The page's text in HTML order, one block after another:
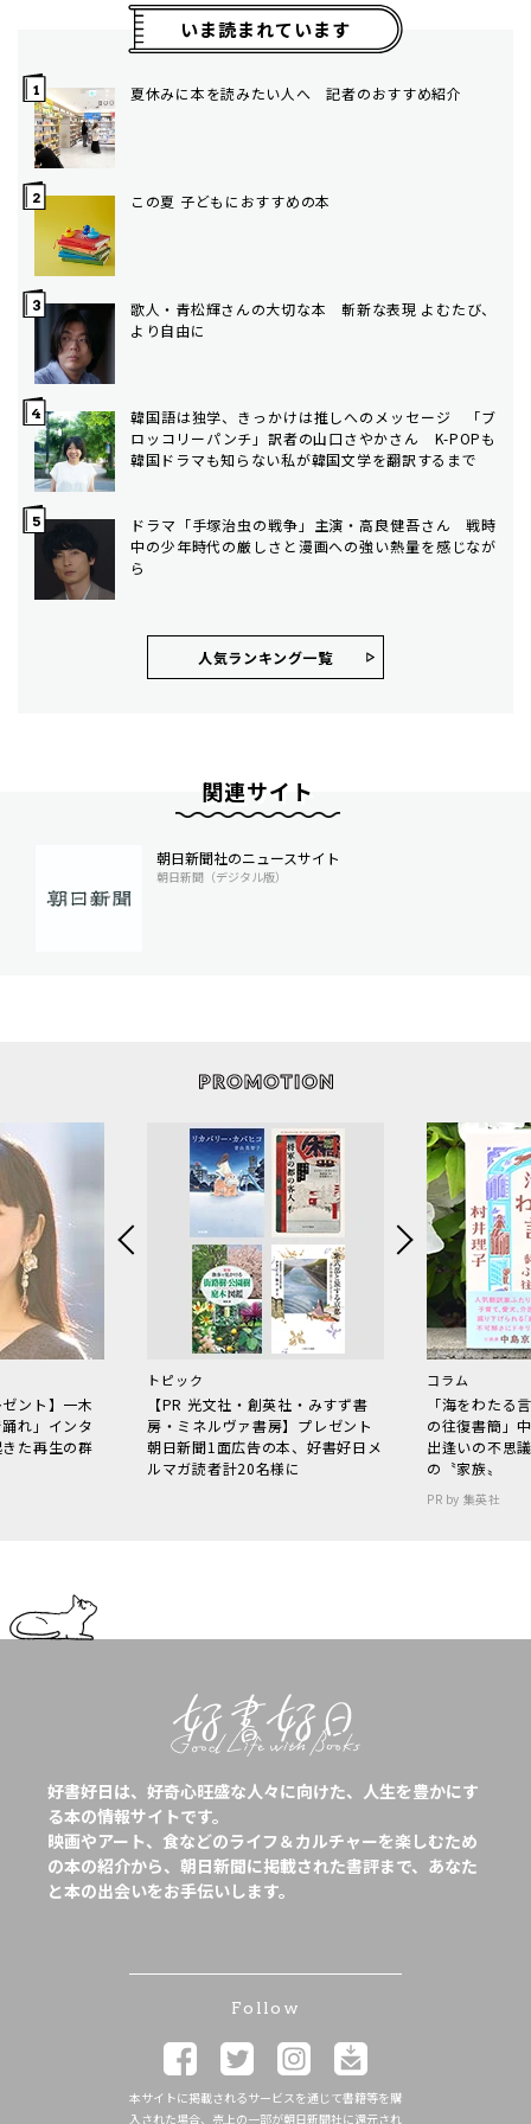
いま読まれています
夏休みに本を読みたい人へ 記者のおすすめ紹介
この夏 子どもにおすすめの本
歌人・青松輝さんの大切な本 斬新な表現 よむたび、
より自由に
韓国語は独学、きっかけは推しへのメッセージ 「ブ
ロッコリーパンチ」訳者の山口さやかさん K-POPも
韓国ドラマも知らない私が韓国文学を翻訳するまで
ドラマ「手塚治虫の戦争」主演・高良健吾さん 戦時
中の少年時代の厳しさと漫画への強い熱量を感じなが
ら
人気ランキング⼀覧
関連サイト
朝日新聞社のニュースサイト
朝日新聞（デジタル版）
ント】一木
れ」インタ
た再生の群
トピック
【PR 光文社・創英社・みすず書
房・ミネルヴァ書房】プレゼント
朝日新聞1面広告の本、好書好日メ
ルマガ読者計20名様に
コラム
「海をわた
の往復書簡」
出逢いの不思
の〝家族〟
PR by 集英社
好書好日は、好奇心旺盛な人々に向けた、人生を豊かにす
る本の情報サイトです。
映画やアート、食などのライフ＆カルチャーを楽しむため
の本の紹介から、朝日新聞に掲載された書評まで、あなた
と本の出会いをお手伝いします。
Follow
本サイトに掲載されるサービスを通じて書籍等を購
入された場合、売上の一部が朝日新聞社に還元され